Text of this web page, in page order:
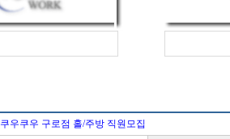
쿠우쿠우 구로점 홀/주방 직원모집